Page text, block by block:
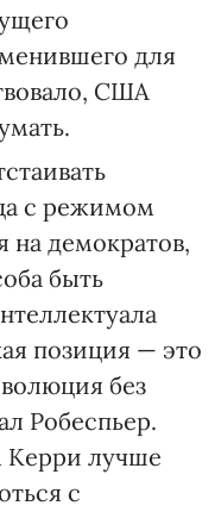
для
США
с режимом
на демократов,
быть
позиция — это
без
Робеспьер.
Керри лучше
с